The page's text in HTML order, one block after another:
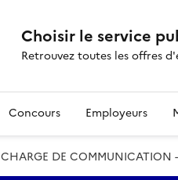
Choisir le service
Retrouvez toutes les offres
Concours Employeurs
CHARGE DE COMMUNICATION -